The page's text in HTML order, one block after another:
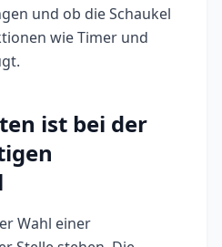
und ob die Schaukel
wie Timer und
ist bei der
Wahl einer